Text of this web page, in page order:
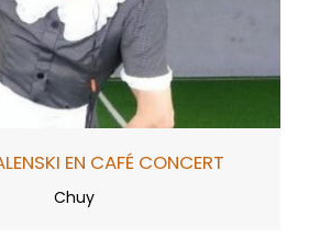
EN CAFÉ CONCERT
Chuy